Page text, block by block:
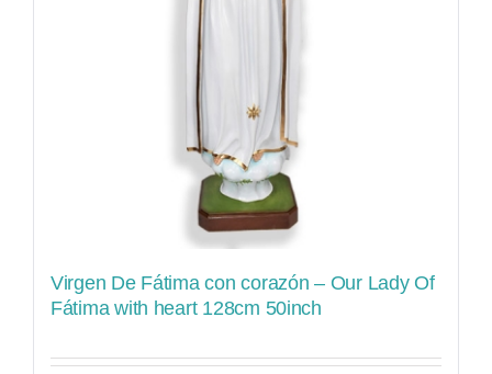
Virgen De Fátima con corazón – Our Lady Of
Fátima with heart 128cm 50inch